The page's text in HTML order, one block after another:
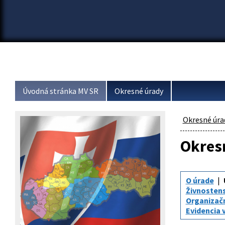
Úvodná stránka MV SR Okresné úrady
Okresné
O úrade
Evidencia